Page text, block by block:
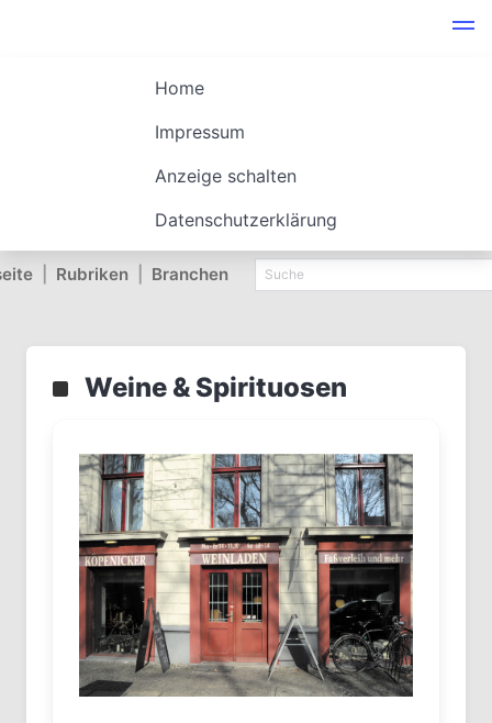
Home
Impressum
Anzeige schalten
Datenschutzerklärung
Rubriken Branchen
Weine & Spirituosen